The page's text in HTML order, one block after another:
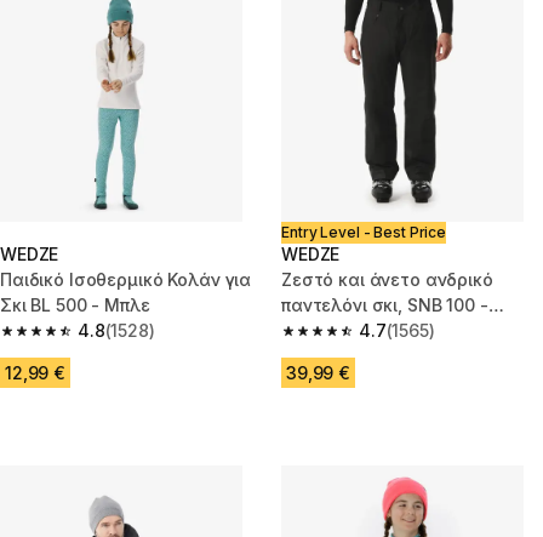
WEDZE
Παιδικό Ισοθερμικό Κολάν για
Σκι BL 500 - Μπλε
4.8
4.8 out of 5 stars from 1528 reviews
(1528)
12,99 €
Entry Level - Best Price
WEDZE
Ζεστό και άνετο ανδρικό
παντελόνι σκι, SNB 100 -
μαύρο
4.7
4.7 out of 5 stars from 1565
(1565)
39,99 €